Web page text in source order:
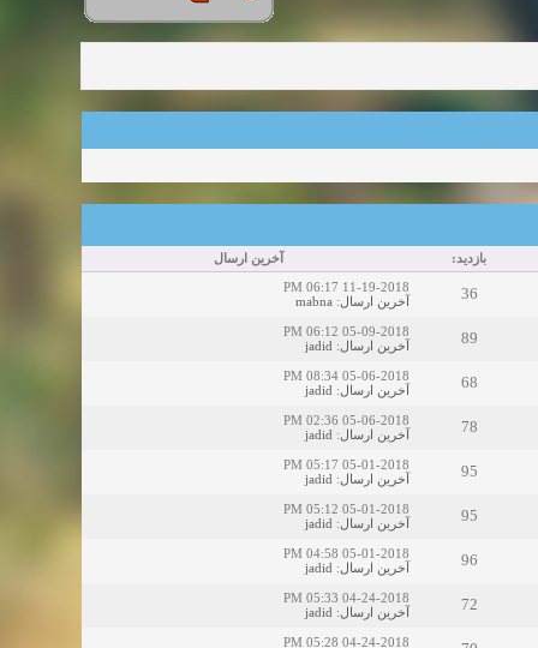
بازدید: آخرین ارسال
36
11-19-2018 06:17 PM
آخرین ارسال:
mabna
89
05-09-2018 06:12 PM
آخرین ارسال:
jadid
68
05-06-2018 08:34 PM
آخرین ارسال:
jadid
78
05-06-2018 02:36 PM
آخرین ارسال:
jadid
95
05-01-2018 05:17 PM
آخرین ارسال:
jadid
95
05-01-2018 05:12 PM
آخرین ارسال:
jadid
96
05-01-2018 04:58 PM
آخرین ارسال:
jadid
72
04-24-2018 05:33 PM
آخرین ارسال:
jadid
04-24-2018 05:28 PM